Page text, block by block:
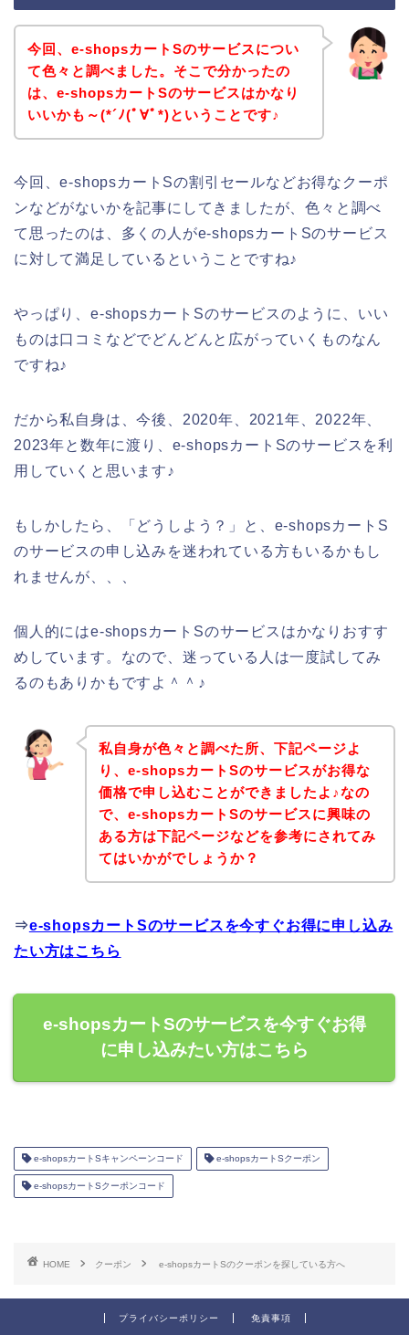
今回、e-shopsカートSのサービスについ
て色々と調べました。そこで分かったの
は、e-shopsカートSのサービスはかなり
いいかも～(*´ﾉ(ﾟ∀ﾟ*)ということです♪
今回、e-shopsカートSの割引セールなどお得なクーポ
ンなどがないかを記事にしてきましたが、色々と調べ
て思ったのは、多くの人がe-shopsカートSのサービス
に対して満足しているということですね♪
やっぱり、e-shopsカートSのサービスのように、いい
ものは口コミなどでどんどんと広がっていくものなん
ですね♪
だから私自身は、今後、2020年、2021年、2022年、
2023年と数年に渡り、e-shopsカートSのサービスを利
用していくと思います♪
もしかしたら、「どうしよう？」と、e-shopsカートS
のサービスの申し込みを迷われている方もいるかもし
れませんが、、、
個人的にはe-shopsカートSのサービスはかなりおすす
めしています。なので、迷っている人は一度試してみ
るのもありかもですよ＾＾♪
私自身が色々と調べた所、下記ページよ
り、e-shopsカートSのサービスがお得な
価格で申し込むことができましたよ♪なの
で、e-shopsカートSのサービスに興味の
ある方は下記ページなどを参考にされてみ
てはいかがでしょうか？
⇒e-shopsカートSのサービスを今すぐお得に申し込み
たい方はこちら
e-shopsカートSのサービスを今すぐお得
に申し込みたい方はこちら
e-shopsカートSキャンペーンコード e-shopsカートSクーポン
e-shopsカートSクーポンコード
HOME クーポン e-shopsカートSのクーポンを探している方へ
プライバシーポリシー 免責事項